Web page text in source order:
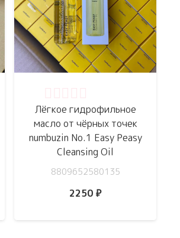
Лёгкое гидрофильное
масло от чёрных точек
numbuzin No.1 Easy Peasy
Cleansing Oil
8809652580135
2250 ₽